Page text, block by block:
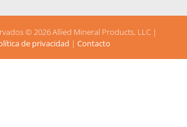
©2026 Allied Mineral Products, LLC |
de privacidad | Contacto